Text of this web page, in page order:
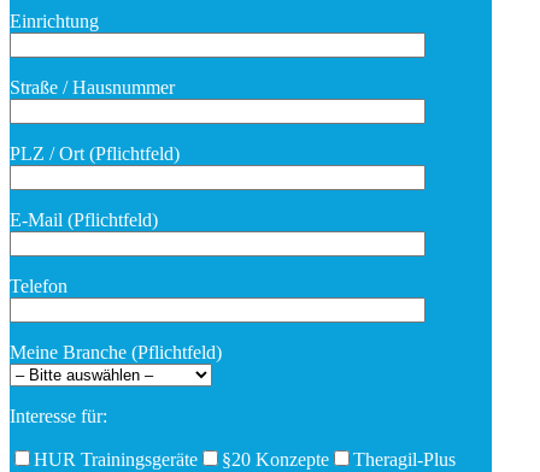
Einrichtung
Straße / Hausnummer
PLZ / Ort (Pflichtfeld)
E-Mail (Pflichtfeld)
Telefon
Meine Branche (Pflichtfeld)
Interesse für:
HUR Trainingsgeräte §20 Konzepte
Theragil-Plus